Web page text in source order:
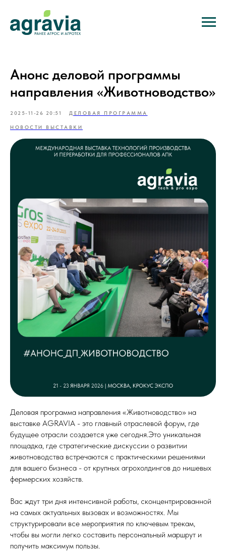
Анонс деловой программы
направления «Животноводство»
2025-11-26 20:51 ДЕЛОВАЯ ПРОГРАММА
НОВОСТИ ВЫСТАВКИ
Деловая программа направления «Животноводство» на
выставке AGRAVIA - это главный отраслевой форум, где
будущее отрасли создается уже сегодня.Это уникальная
площадка, где стратегические дискуссии о развитии
животноводства встречаются с практическими решениями
для вашего бизнеса - от крупных агрохолдингов до нишевых
фермерских хозяйств.
Вас ждут три дня интенсивной работы, сконцентрированной
на самых актуальных вызовах и возможностях. Мы
структурировали все мероприятия по ключевым трекам,
чтобы вы могли легко составить персональный маршрут и
получить максимум пользы.